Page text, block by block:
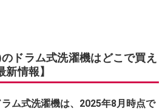
ドラム式洗濯機はどこで買え
情報】
ム式洗濯機は、2025年8月時点で